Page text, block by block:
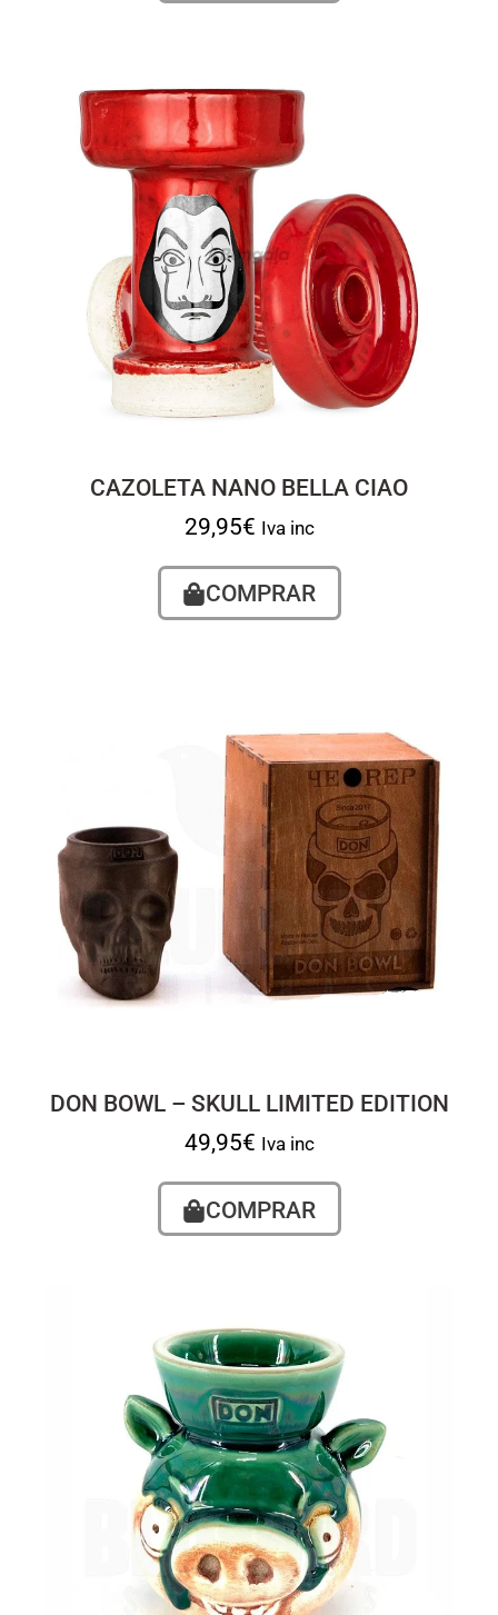
CAZOLETA NANO BELLA CIAO
29,95€ Iva inc
COMPRAR
DON BOWL – SKULL LIMITED EDITION
49,95€ Iva inc
COMPRAR